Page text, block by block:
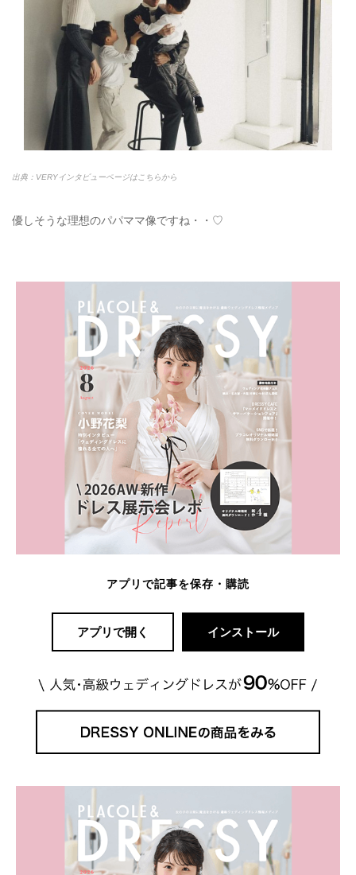
出典：VERYインタビューページはこちらから
優しそうな理想のパパママ像ですね・・♡
アプリで記事を保存・購読
アプリで開く インストール